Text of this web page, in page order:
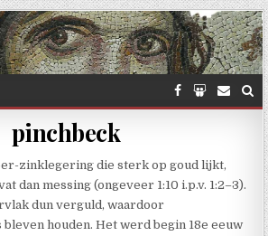
pinchbeck
zinklegering die sterk op goud lijkt,
dan messing (ongeveer 1:10 i.p.v. 1:2–3).
dun verguld, waardoor
houden. Het werd begin 18e eeuw